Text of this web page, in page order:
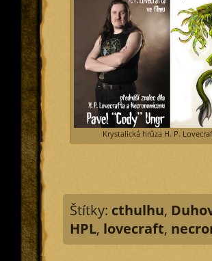
Krystalická hrůza H. P.
Štítky: cthulhu,
HPL, lovecraft,